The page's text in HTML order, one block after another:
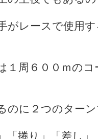
がレースで使用
１周６００ｍの
のに２つのター
「捲り」「差し